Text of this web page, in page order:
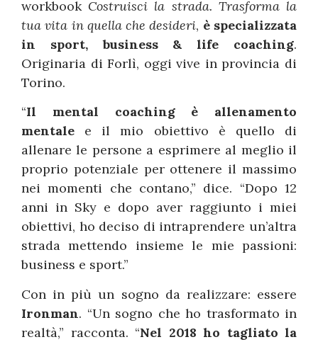
workbook Costruisci la strada. Trasforma la
tua vita in quella che desideri, è specializzata
in sport, business & life coaching.
Originaria di Forlì, oggi vive in provincia di
Torino.
“Il mental coaching è allenamento
mentale e il mio obiettivo è quello di
allenare le persone a esprimere al meglio il
proprio potenziale per ottenere il massimo
nei momenti che contano,” dice. “Dopo 12
anni in Sky e dopo aver raggiunto i miei
obiettivi, ho deciso di intraprendere un’altra
strada mettendo insieme le mie passioni:
business e sport.”
Con in più un sogno da realizzare: essere
Ironman. “Un sogno che ho trasformato in
realtà,” racconta. “Nel 2018 ho tagliato la